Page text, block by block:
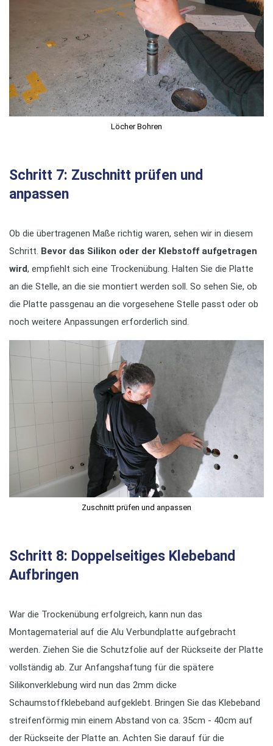
Löcher Bohren
Schritt 7: Zuschnitt prüfen und
anpassen
Ob die übertragenen Maße richtig waren, sehen wir in diesem
Schritt. Bevor das Silikon oder der Klebstoff aufgetragen
wird, empfiehlt sich eine Trockenübung. Halten Sie die Platte
an die Stelle, an die sie montiert werden soll. So sehen Sie, ob
die Platte passgenau an die vorgesehene Stelle passt oder ob
noch weitere Anpassungen erforderlich sind.
Zuschnitt prüfen und anpassen
Schritt 8: Doppelseitiges Klebeband
Aufbringen
War die Trockenübung erfolgreich, kann nun das
Montagematerial auf die Alu Verbundplatte aufgebracht
werden. Ziehen Sie die Schutzfolie auf der Rückseite der Platte
vollständig ab. Zur Anfangshaftung für die spätere
Silikonverklebung wird nun das 2mm dicke
Schaumstoffklebeband aufgeklebt. Bringen Sie das Klebeband
streifenförmig min einem Abstand von ca. 35cm - 40cm auf
der Rückseite der Platte an. Achten Sie darauf für die